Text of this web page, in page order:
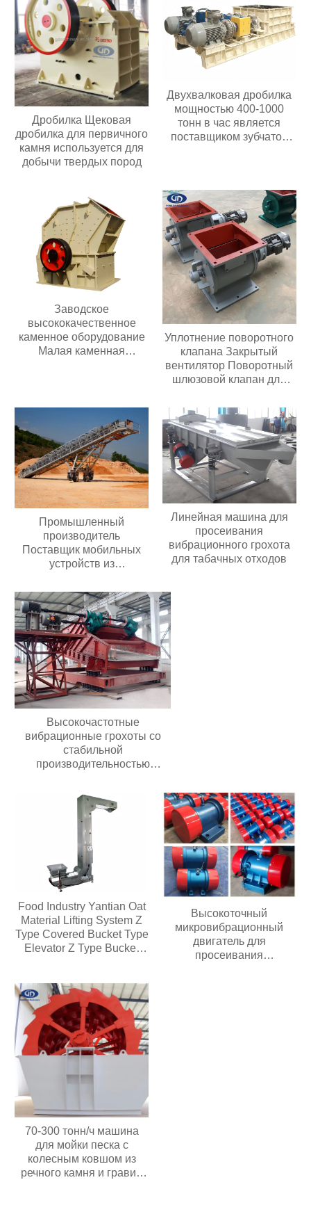
Дробилка Щековая
дробилка для первичного
камня используется для
добычи твердых пород
Двухвалковая дробилка
мощностью 400-1000
тонн в час является
поставщиком зубчатой
Заводское
высококачественное
каменное оборудование
Малая каменная
дробилка
Уплотнение поворотного
клапана Закрытый
вентилятор Поворотный
шлюзовой клапан для
гранул
Промышленный
производитель
Поставщик мобильных
устройств из
Электрический
полиуретановый
антистатический
регулятор скорости,
Новый игрушечный
пластиковый конвейер
Линейная машина для
просеивания
вибрационного грохота
для табачных отходов
Высокочастотные
вибрационные грохоты со
стабильной
производительностью
добычи полезных
ископаемыхВысокочастотные
вибрационные грохоты со
стабильной
производительностью
Долговечные грохоты для
добычи полезных
ископаемых
Food Industry Yantian Oat
Material Lifting System Z
Type Covered Bucket Type
Elevator Z Type Bucket
Высокоточный
микровибрационный
двигатель для
просеивания
70-300 тонн/ч машина
для мойки песка с
колесным ковшом из
речного камня и гравия